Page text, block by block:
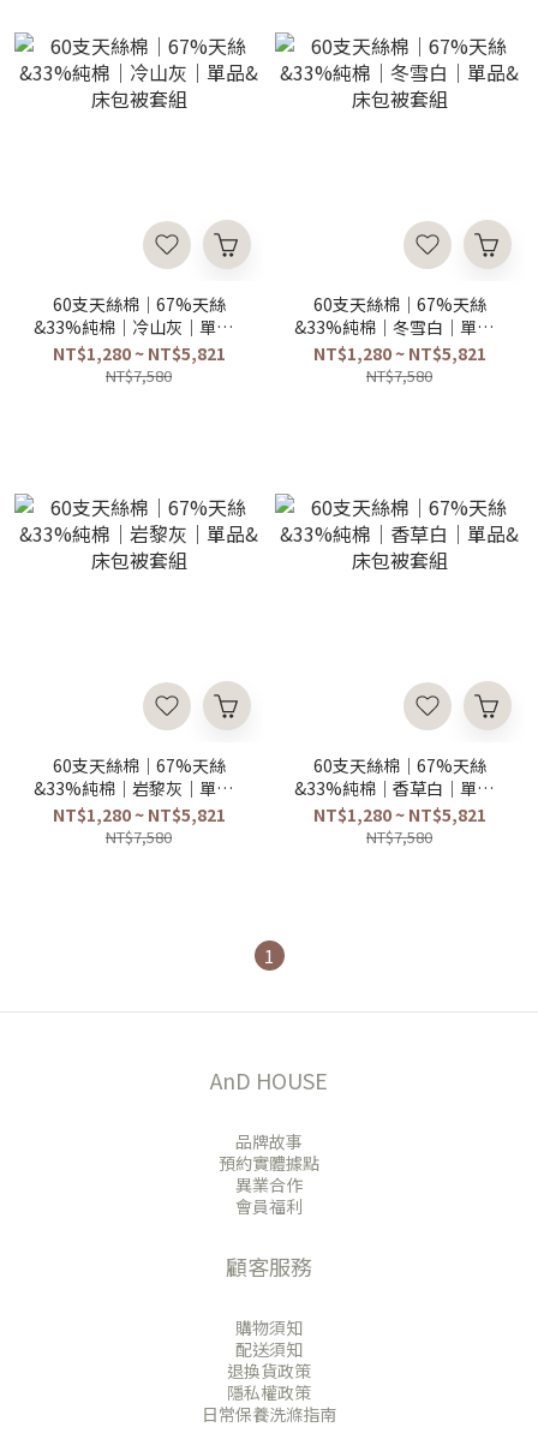
60支天絲棉｜67%天絲
&33%純棉｜冷山灰｜單品&
床包被套組
NT$1,280 ~ NT$5,821
NT$7,580
60支天絲棉｜67%天絲
&33%純棉｜冬雪白｜單品&
床包被套組
NT$1,280 ~ NT$5,821
NT$7,580
60支天絲棉｜67%天絲
&33%純棉｜岩黎灰｜單品&
床包被套組
NT$1,280 ~ NT$5,821
NT$7,580
60支天絲棉｜67%天絲
&33%純棉｜香草白｜單品&
床包被套組
NT$1,280 ~ NT$5,821
NT$7,580
1
AnD HOUSE
品牌故事
預約實體據點
異業合作
會員福利
顧客服務
購物須知
配送須知
退換貨政策
隱私權政策
日常保養洗滌指南